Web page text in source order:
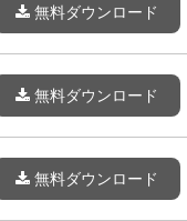
無料ダウンロード
無料ダウンロード
無料ダウンロード